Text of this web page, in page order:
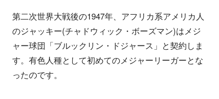
第二次世界大戦後の1947年、アフリカ系アメリカ人
のジャッキー(チャドウィック・ボーズマン)はメジ
ャー球団「ブルックリン・ドジャース」と契約しま
す。有色人種として初めてのメジャーリーガーとな
ったのです。